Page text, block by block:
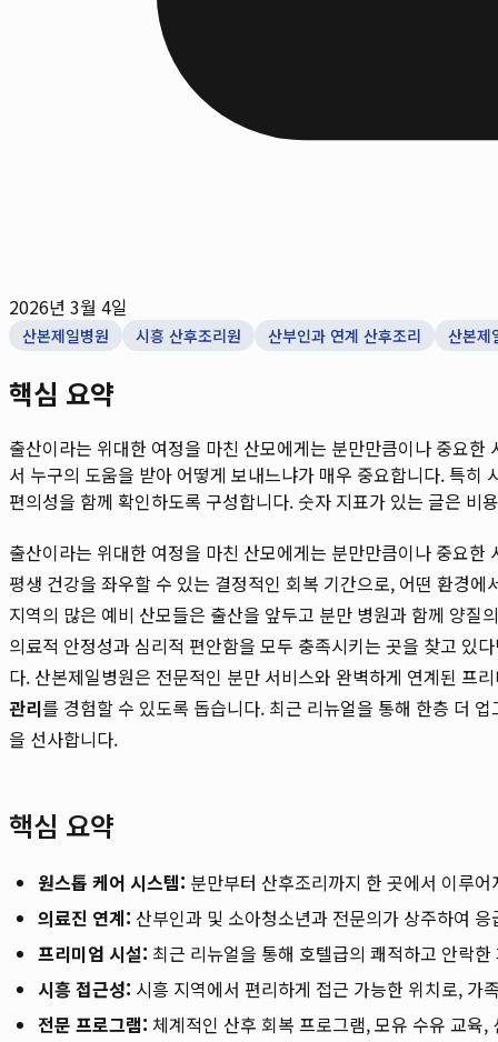
2026년 3월 4일
산본제일병원 시흥 산후조리원 산부인과 연계 산후조리 산본제
핵심 요약
출산이라는 위대한 여정을 마친 산모에게는 분만만큼이나 중요
서 누구의 도움을 받아 어떻게 보내느냐가 매우 중요합니다. 특히
편의성을 함께 확인하도록 구성합니다. 숫자 지표가 있는 글은
출산이라는 위대한 여정을 마친 산모에게는 분만만큼이나 중요
평생 건강을 좌우할 수 있는 결정적인 회복 기간으로, 어떤 환경
지역의 많은 예비 산모들은 출산을 앞두고 분만 병원과 함께 양질
의료적 안정성과 심리적 편안함을 모두 충족시키는 곳을 찾고 있
다. 산본제일병원은 전문적인 분만 서비스와 완벽하게 연계된 프
관리를 경험할 수 있도록 돕습니다. 최근 리뉴얼을 통해 한층 더
을 선사합니다.
핵심 요약
원스톱 케어 시스템: 분만부터 산후조리까지 한 곳에서 이루
의료진 연계: 산부인과 및 소아청소년과 전문의가 상주하여
프리미엄 시설: 최근 리뉴얼을 통해 호텔급의 쾌적하고 안락
시흥 접근성: 시흥 지역에서 편리하게 접근 가능한 위치로, 가
전문 프로그램: 체계적인 산후 회복 프로그램, 모유 수유 교